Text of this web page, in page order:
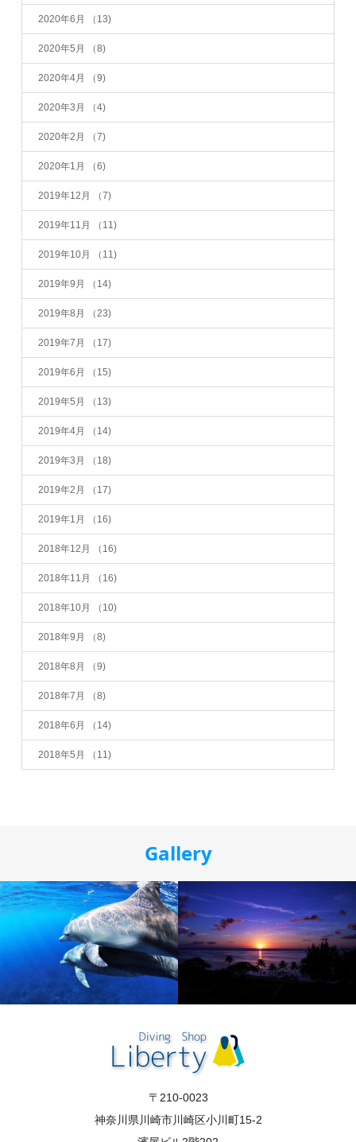
2020年6月 （13)
2020年5月 （8)
2020年4月 （9)
2020年3月 （4)
2020年2月 （7)
2020年1月 （6)
2019年12月 （7)
2019年11月 （11)
2019年10月 （11)
2019年9月 （14)
2019年8月 （23)
2019年7月 （17)
2019年6月 （15)
2019年5月 （13)
2019年4月 （14)
2019年3月 （18)
2019年2月 （17)
2019年1月 （16)
2018年12月 （16)
2018年11月 （16)
2018年10月 （10)
2018年9月 （8)
2018年8月 （9)
2018年7月 （8)
2018年6月 （14)
2018年5月 （11)
Gallery
〒210-0023
神奈川県川崎市川崎区小川町15-2